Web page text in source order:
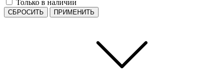
Только в наличии
СБРОСИТЬ ПРИМЕНИТЬ